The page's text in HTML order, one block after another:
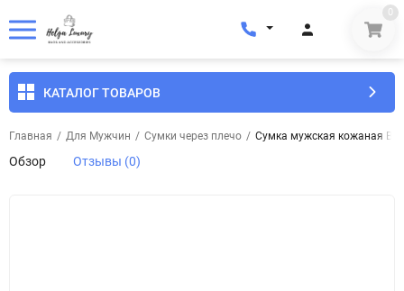
0
КАТАЛОГ ТОВАРОВ
Главная / Для Мужчин / Сумки через плечо / Сумка мужская кожаная
Обзор Отзывы (0)